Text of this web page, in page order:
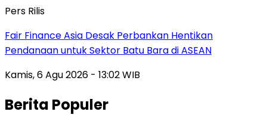
Pers Rilis
Fair Finance Asia Desak Perbankan Hentikan
Pendanaan untuk Sektor Batu Bara di ASEAN
Kamis, 6 Agu 2026 - 13:02 WIB
Berita Populer